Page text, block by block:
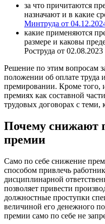
за что причитаются
назначают и в какие
Минтруда от
какие применяются
размере и каковы
Роструда от
Решение по этим вопросам
положении об оплате
премировании. Кроме того,
премиях как составной
трудовых договорах с теми,
Почему снижают
премии
Само по себе снижение
способом привлечь
дисциплинарной
позволяет привести
должностные проступки
величиной его денежного
премии само по себе не